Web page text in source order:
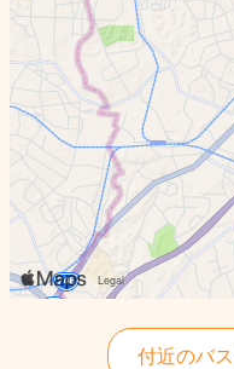
付近のバ